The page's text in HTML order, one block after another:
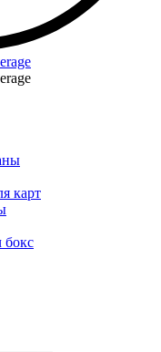
карт
бокс